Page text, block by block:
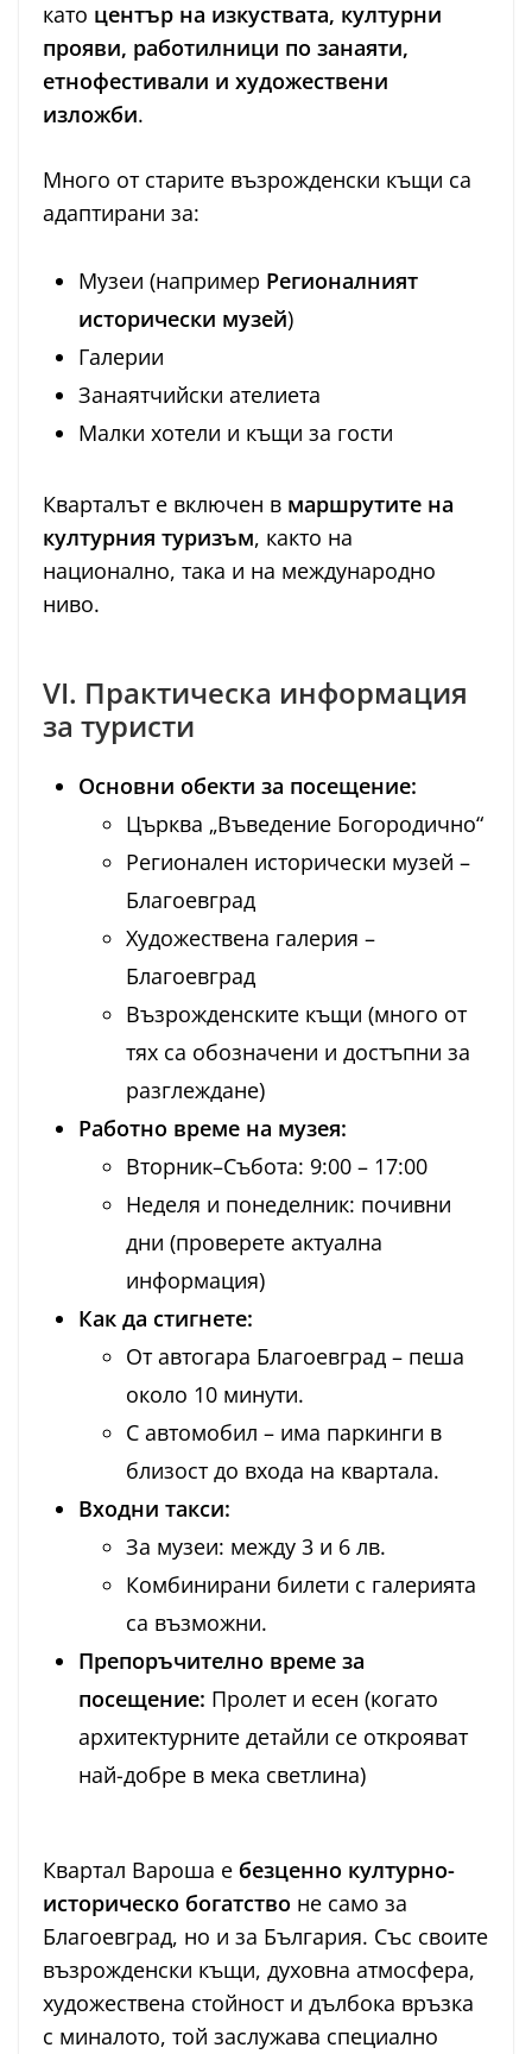
като център на изкуствата, културни
прояви, работилници по занаяти,
етнофестивали и художествени
изложби.
Много от старите възрожденски къщи са
адаптирани за:
Музеи (например Регионалният
исторически музей)
Галерии
Занаятчийски ателиета
Малки хотели и къщи за гости
Кварталът е включен в маршрутите на
културния туризъм, както на
национално, така и на международно
ниво.
VI. Практическа информация
за туристи
Основни обекти за посещение:
Църква „Въведение Богородично“
Регионален исторически музей –
Благоевград
Художествена галерия –
Благоевград
Възрожденските къщи (много от
тях са обозначени и достъпни за
разглеждане)
Работно време на музея:
Вторник–Събота: 9:00 – 17:00
Неделя и понеделник: почивни
дни (проверете актуална
информация)
Как да стигнете:
От автогара Благоевград – пеша
около 10 минути.
С автомобил – има паркинги в
близост до входа на квартала.
Входни такси:
За музеи: между 3 и 6 лв.
Комбинирани билети с галерията
са възможни.
Препоръчително време за
посещение: Пролет и есен (когато
архитектурните детайли се открояват
най-добре в мека светлина)
Квартал Вароша е безценно културно-
историческо богатство не само за
Благоевград, но и за България. Със своите
възрожденски къщи, духовна атмосфера,
художествена стойност и дълбока връзка
с миналото, той заслужава специално